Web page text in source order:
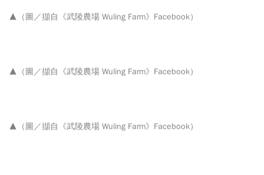
▲（圖／擷自 《武陵農場 Wuling Farm》Facebook）
▲（圖／擷自 《武陵農場 Wuling Farm》Facebook）
▲（圖／擷自 《武陵農場 Wuling Farm》Facebook）